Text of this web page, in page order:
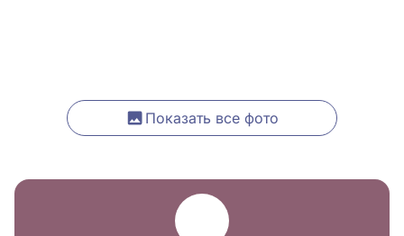
Показать все фото